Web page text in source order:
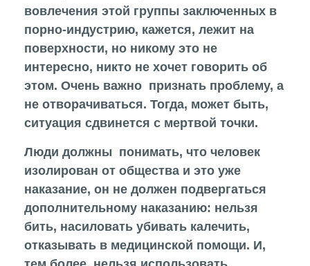
вовлечения этой группы заключенных в
порно-индустрию, кажется, лежит на
поверхности, но никому это не
интересно, никто не хочет говорить об
этом. Очень важно признать проблему, а
не отворачиваться. Тогда, может быть,
ситуация сдвинется с мертвой точки.
Люди должны понимать, что человек
изолирован от общества и это уже
наказание, он не должен подвергаться
дополнительному наказанию: нельзя
бить, насиловать убивать калечить,
отказывать в медицинской помощи. И,